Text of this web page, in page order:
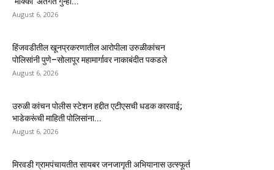
August 6, 2026
हिंजवडीतील खूनप्रकरणातील आरोपीला उरुळीकांचन
पोलिसांनी पुणे–सोलापूर महामार्गावर नाकाबंदीत पकडले
August 6, 2026
उरुळी कांचन पोलीस स्टेशन हद्दीत एटीएसची धडक कारवाई;
भाडेकरूंची माहिती पोलिसांना...
August 6, 2026
मिरवडी ग्रामपंचायतीत सायबर जनजागृती अभियानास उत्स्फूर्त